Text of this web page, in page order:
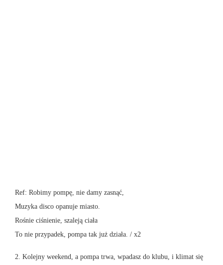
Ref: Robimy pompę, nie damy zasnąć,
Muzyka disco opanuje miasto.
Rośnie ciśnienie, szaleją ciała
To nie przypadek, pompa tak już działa. / x2
2. Kolejny weekend, a pompa trwa, wpadasz do klubu, i klimat się